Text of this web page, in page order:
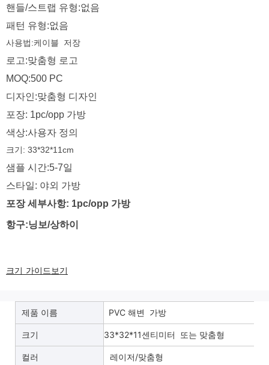
핸들/스트랩 유형:없음
패턴 유형:없음
사용법:케이블 저장
로고:맞춤형 로고
MOQ:500 PC
디자인:맞춤형 디자인
포장: 1pc/opp 가방
색상:사용자 정의
크기: 33*32*11cm
샘플 시간:5-7일
스타일: 야외 가방
포장 세부사항: 1pc/opp 가방
항구:닝보/상하이
크기 가이드보기
제품 이름 PVC 해변 가방
크기 33*32*11센티미터 또는 맞춤형
컬러 레이저/맞춤형